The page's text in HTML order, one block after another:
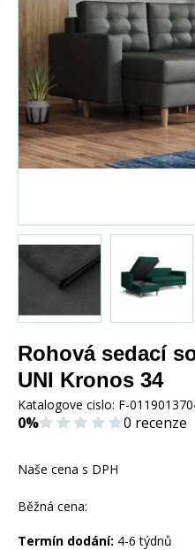
Rohová sedací
UNI Kronos 34
Katalogove cislo: F-
0% 0 recenze
Naše cena s DPH
Běžná cena:
Termín dodání: 4-6 týdnů